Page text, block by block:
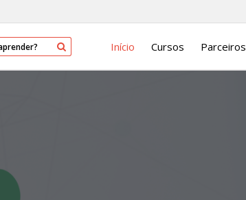
Início Cursos Parceiros